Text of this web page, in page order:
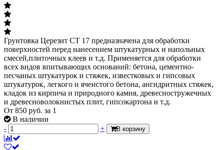
Грунтовка Церезит CT 17 предназначена для обработки
поверхностей перед нанесением штукатурных и напольных
смесей,плиточных клеев и т.д. Применяется для обработки
всех видов впитывающих оснований: бетона, цементно-
песчаных штукатурок и стяжек, известковых и гипсовых
штукатурок, легкого и ячеистого бетона, ангидритных стяжек,
кладок из кирпича и природного камня, древесностружечных
и древесноволокнистых плит, гипсокартона и т.д.
От 850 руб. за 1
В наличии
-
+ В корзину